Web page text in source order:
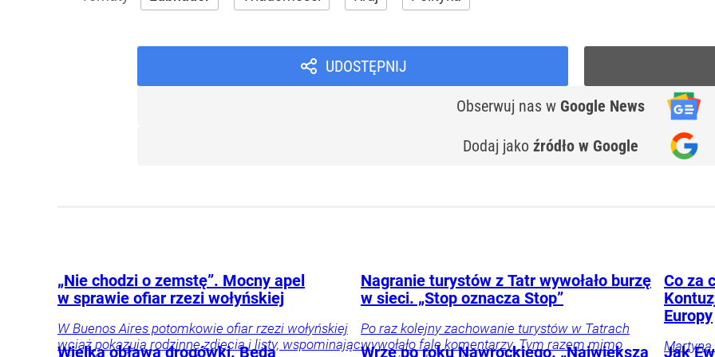
UDOSTĘPNIJ
Obserwuj nas w Google News
Dodaj jako źródło w Google
„Nie chodzi o zemstę”. Mocny apel
w sprawie ofiar rzezi wołyńskiej
W Buenos Aires potomkowie ofiar rzezi wołyńskiej
wciąż pokazują rodzinne zdjęcia i listy, wspominając
Nagranie turystów z Tatr wywołało burzę
w sieci. „Stop oznacza Stop”
Po raz kolejny zachowanie turystów w Tatrach
wywołało falę komentarzy. Tym razem mimo
Co za
Europy
Martyna
Wielka obława drogówki. Będą
Wrze po roku Nawrockiego. „Największa
Jak